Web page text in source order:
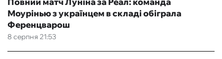
8 серпня 21:53
Моурінью з українцем в складі обіграла
Ференцварош